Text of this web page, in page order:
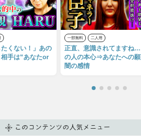
くない！」あの
手は“あなたor
一部無料 二人用
正直、意識されてますね
の人の本心⇒あなたへの願
闇の感情
このコンテンツの人気メニュー